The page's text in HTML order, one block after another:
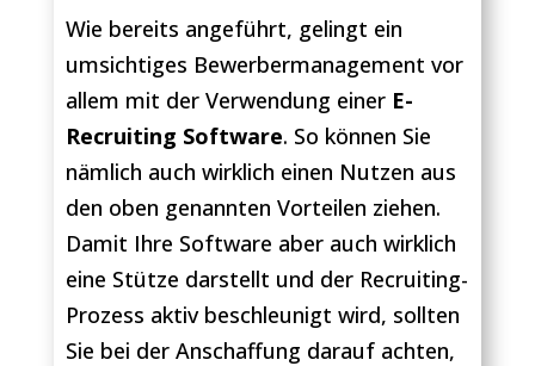
Wie bereits angeführt, gelingt ein
umsichtiges Bewerbermanagement vor
allem mit der Verwendung einerE-
Recruiting Software. So können Sie
nämlich auch wirklich einen Nutzen aus
den oben genannten Vorteilen ziehen.
Damit Ihre Software aber auch wirklich
eine Stütze darstellt und der Recruiting-
Prozess aktiv beschleunigt wird, sollten
Sie bei der Anschaffung darauf achten,